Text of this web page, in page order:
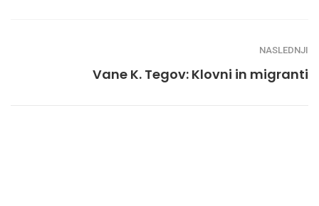
NASLEDNJI
Vane K. Tegov: Klovni in migranti